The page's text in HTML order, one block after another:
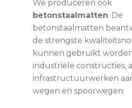
We produceren ook
betonstaalmatten. De
betonstaalmatten
de strengste
kunnen gebruikt
industriële constructies,
infrastructuurwerken
wegen en spoorwegen.